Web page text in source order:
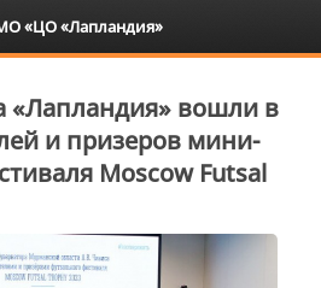
«Лапландия» вошли в
и призеров мини-
Moscow Futsal
«ЦО «Лапландия»